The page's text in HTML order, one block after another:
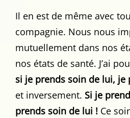
Il en est de même avec
compagnie. Nous nous
mutuellement dans nos
nos états de santé. J’ai
si je prends soin de lui, je
et inversement. Si je
prends soin de lui ! Ce